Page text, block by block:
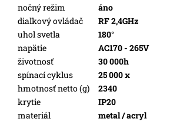
nočný režim
áno
diaľkový ovládač
RF 2,4GHz
uhol svetla
180°
napätie
AC170 - 265V
životnosť
30 000h
spínací cyklus
25 000 x
hmotnosť netto (g)
2340
krytie
IP20
materiál
metal / acryl